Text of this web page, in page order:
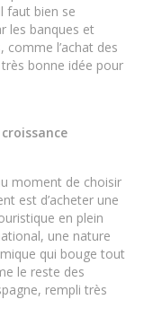
faut bien se
les banques et
l’achat des
bonne idée pour
moment de choisir
est d’acheter une
en plein
une nature
qui bouge tout
le reste des
rempli très